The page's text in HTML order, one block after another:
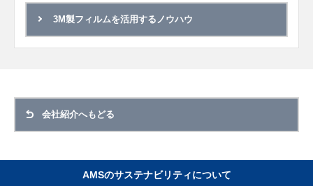
3M製フィルムを活用するノウハウ
会社紹介へもどる
AMSのサステナビリティについて